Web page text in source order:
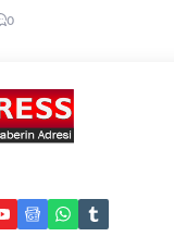
törenle hizmete
hem de
ve güvenli alışveriş
Belediyesi,
düzenli ve
amacıyla...
0